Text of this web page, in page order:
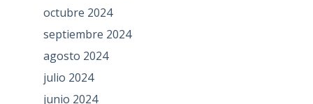
octubre 2024
septiembre 2024
agosto 2024
julio 2024
junio 2024